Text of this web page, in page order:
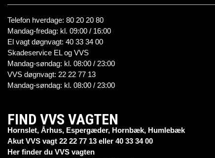
Telefon hverdage: 80 20 20 80
Mandag-fredag: kl. 09:00 / 16:00
El vagt døgnvagt: 40 33 34 00
Skadeservice EL og VVS
Mandag-søndag: kl. 08:00 / 23:00
VVS døgnvagt: 22 22 77 13
Mandag-søndag: kl. 08:00 / 23:00
FIND VVS VAGTEN
Hornslet, Århus, Espergæder, Hornbæk, Humlebæk
Akut VVS vagt 22 22 77 13 eller 40 33 34 00
Her finder du VVS vagten